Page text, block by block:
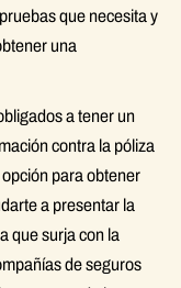
que necesita y
una
a tener un
contra la póliza
para obtener
a presentar la
que surja con la
de seguros